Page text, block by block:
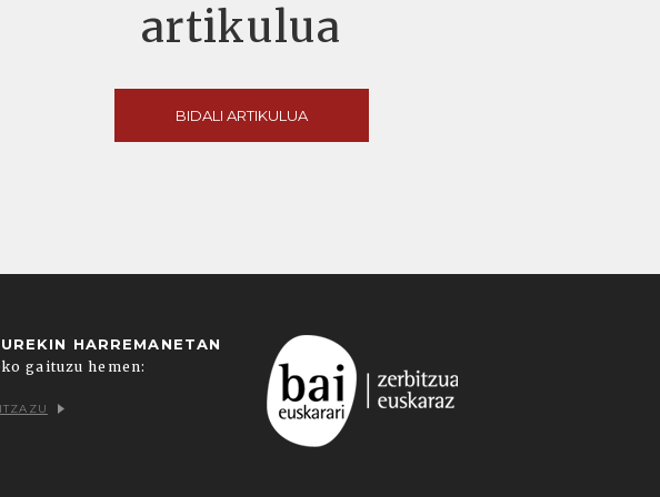
artikulua
BIDALI ARTIKULUA
HARREMANETAN
gaituzu hemen: